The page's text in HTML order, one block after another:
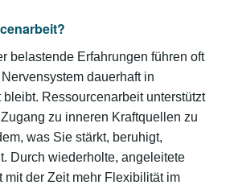
belastende Erfahrungen führen oft
dauerhaft in
Ressourcenarbeit unterstützt
zu inneren Kraftquellen zu
was Sie stärkt, beruhigt,
Durch wiederholte, angeleitete
mit der Zeit mehr Flexibilität im